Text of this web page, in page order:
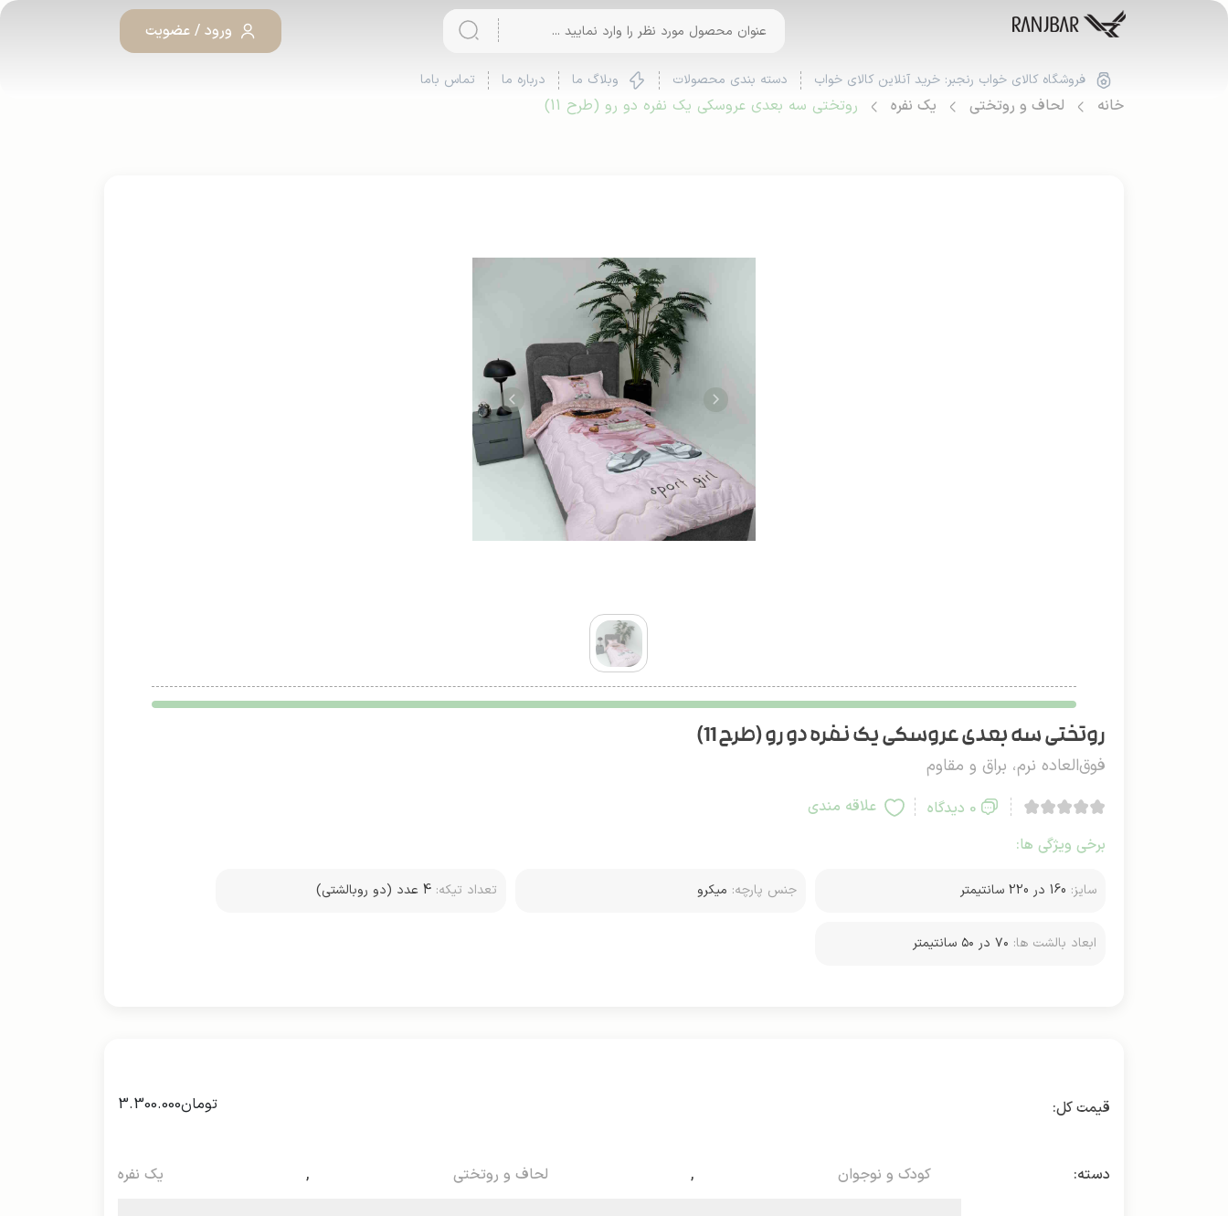
ورود / عضویت
فروشگاه کالای خواب رنجبر: خرید آنلاین کالای خواب دسته بندی محصولات وبلاگ ما درباره ما تماس باما
خانه لحاف و روتختی یک نفره روتختی سه بعدی عروسکی یک نفره دو رو (طرح 11)
روتختی سه بعدی عروسکی یک نفره دو رو (طرح 11)
فوق‌العاده نرم، براق و مقاوم
0 دیدگاه
علاقه مندی
برخی ویژگی ها:
سایز: 160 در 220 سانتیمتر جنس پارچه: میکرو تعداد تیکه: 4 عدد (دو روبالشتی)
ابعاد بالشت ها: ۷۰ در ۵۰ سانتیمتر
تومان3.300.000
دسته: کودک و نوجوان , لحاف و روتختی , یک نفره